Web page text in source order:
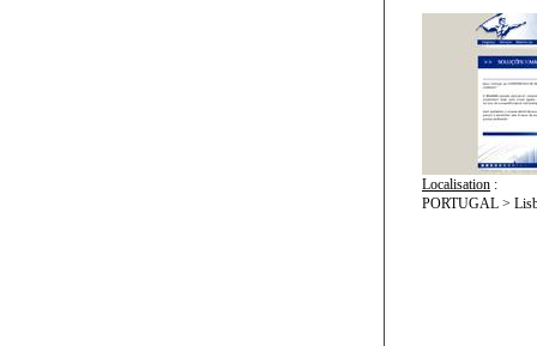
Localisation :
PORTUGAL >